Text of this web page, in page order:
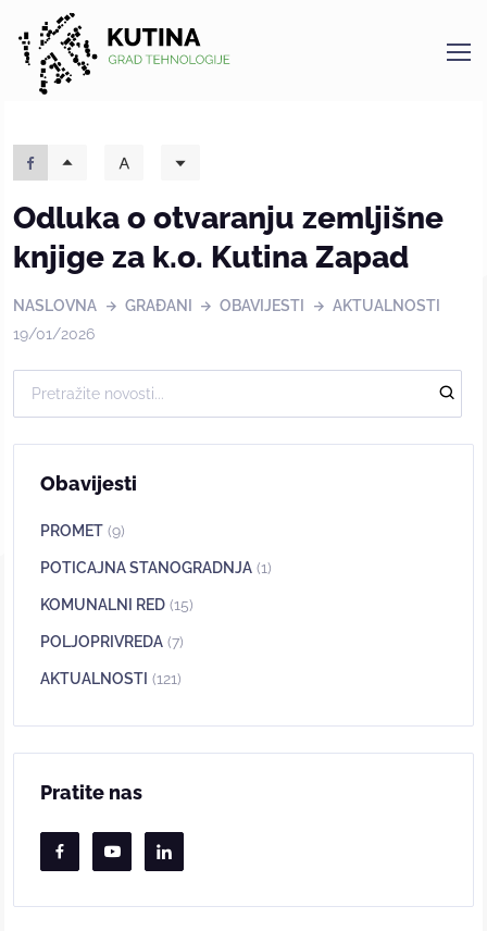
Kutina
Odluka o otvaranju zemljišne
knjige za k.o. Kutina Zapad
NASLOVNA GRAĐANI OBAVIJESTI
AKTUALNOSTI
19/01/2026
Obavijesti
PROMET (9)
POTICAJNA STANOGRADNJA (1)
KOMUNALNI RED (15)
POLJOPRIVREDA (7)
AKTUALNOSTI (121)
Pratite nas